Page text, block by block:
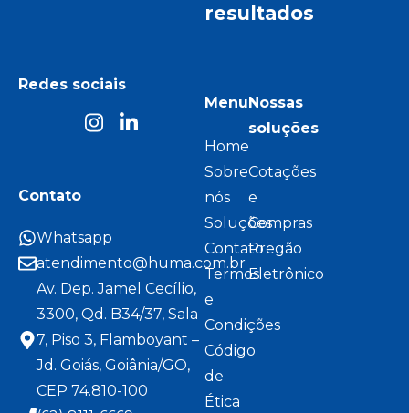
resultados
Redes sociais
Contato
Whatsapp
atendimento@huma.com.br
Av. Dep. Jamel Cecílio,
3300, Qd. B34/37, Sala
7, Piso 3, Flamboyant –
Jd. Goiás, Goiânia/GO,
CEP 74.810-100
Menu
Home
Sobre
nós
Soluções
Contato
Termos
e
Condições
Código
de
Ética
Nossas
soluções
Cotações
e
Compras
Pregão
Eletrônico